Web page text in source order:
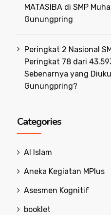
MATASIBA di SMP
Gunungpring
Peringkat 2 Nasional
Peringkat 78 dari
Sebenarnya yang
Gunungpring?
Categories
Al Islam
Aneka Kegiatan MPlus
Asesmen Kognitif
booklet